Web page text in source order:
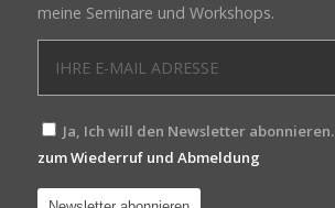
meine Seminare und Workshops.
Ja, Ich will den Newsletter abonnieren.
zum Wiederruf und Abmeldung